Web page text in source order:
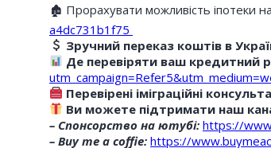
🏚 Прорахувати можливість іпотеки
a4dc731b1f75
Зручний переказ коштів в
Де перевіряти ваш кредитний
Перевірені іміграційні
Ви можете підтримати наш
– Спонсорство на ютубі: https://
– Buy me a coffie: https://